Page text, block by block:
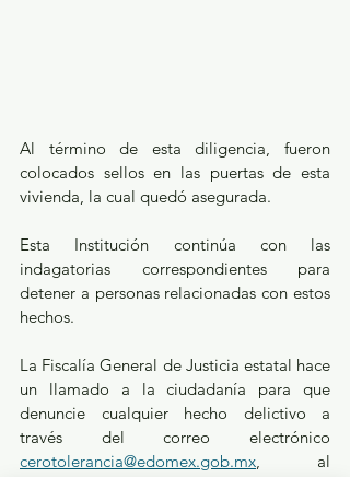
Al término de esta diligencia, fueron
colocados sellos en las puertas de esta
vivienda, la cual quedó asegurada.
Esta Institución continúa con las
indagatorias correspondientes para
detener a personas relacionadas con estos
hechos.
La Fiscalía General de Justicia estatal hace
un llamado a la ciudadanía para que
denuncie cualquier hecho delictivo a
cerotolerancia@edomex.gob.mx , al